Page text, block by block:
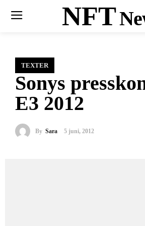
NFT
TEXTER
Sonys
E3 2012
By Sara 5 juni, 2012